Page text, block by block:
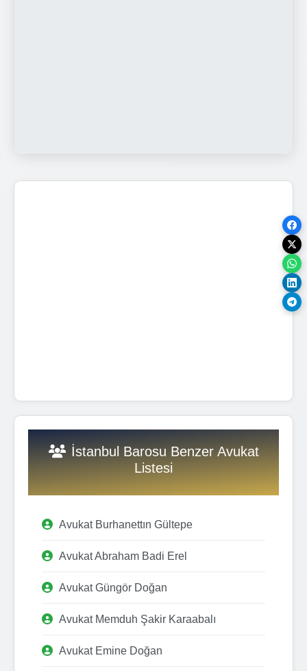
İstanbul Barosu Benzer Avukat
Listesi
Avukat Burhanettın Gültepe
Avukat Abraham Badi Erel
Avukat Güngör Doğan
Avukat Memduh Şakir Karaabalı
Avukat Emine Doğan